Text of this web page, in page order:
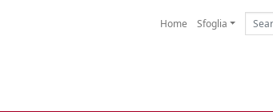
Home Sfoglia